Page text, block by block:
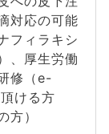
対応の可能
フィラキシ
、厚生労働
修（e-
ける方
方）